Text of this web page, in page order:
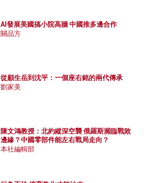
AI發展美國搞小院高牆 中國推多邊合作
關品方
從顧生岳到沈平：一個座右銘的兩代傳承
劉家美
陳文鴻教授：北約縱深空襲 俄羅斯瀕臨戰敗
邊緣？中國零部件能左右戰局走向？
本社編輯部